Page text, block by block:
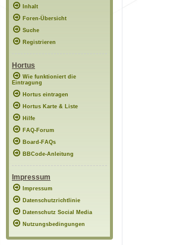
Inhalt
Foren-Übersicht
Suche
Registrieren
Hortus
Wie funktioniert die
Eintragung
Hortus eintragen
Hortus Karte & Liste
Hilfe
FAQ-Forum
Board-FAQs
BBCode-Anleitung
Impressum
Impressum
Datenschutzrichtlinie
Datenschutz Social Media
Nutzungsbedingungen